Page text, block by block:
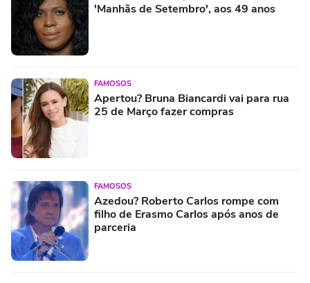
'Manhãs de Setembro', aos 49 anos
FAMOSOS
Apertou? Bruna Biancardi vai para rua
25 de Março fazer compras
FAMOSOS
Azedou? Roberto Carlos rompe com
filho de Erasmo Carlos após anos de
parceria